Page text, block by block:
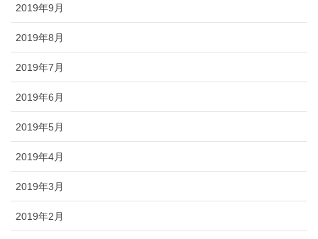
2019年9月
2019年8月
2019年7月
2019年6月
2019年5月
2019年4月
2019年3月
2019年2月